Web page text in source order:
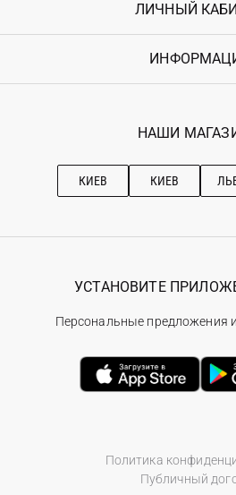
Контакты
Возврат
Гарантия
ЛИЧНЫЙ
Войти
Ostriv Club+
Наши
Рекомендации по
НАШИ
КИЕВ КИЕВ
Политика
Публичный
УСТАНОВИТЕ
Персональные предложения